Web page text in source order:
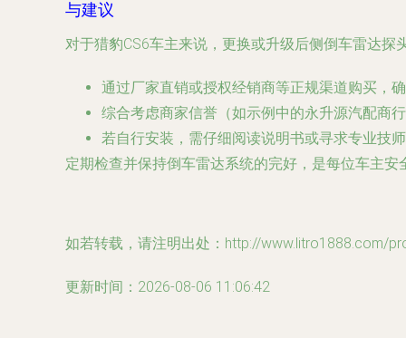
与建议
对于猎豹CS6车主来说，更换或升级后侧倒车雷达
通过厂家直销或授权经销商等正规渠道购买，
综合考虑商家信誉（如示例中的永升源汽配商
若自行安装，需仔细阅读说明书或寻求专业技
定期检查并保持倒车雷达系统的完好，是每位车主
如若转载，请注明出处：http://www.litro1888.com/
更新时间：2026-08-06 11:06:42